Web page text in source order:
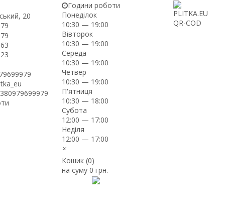
20
Години роботи
Понеділок
10:30 — 19:00
Вівторок
10:30 — 19:00
Середа
10:30 — 19:00
Четвер
10:30 — 19:00
П'ятниця
10:30 — 18:00
Субота
12:00 — 17:00
Неділя
12:00 — 17:00
×
Кошик (0)
на суму0 грн.